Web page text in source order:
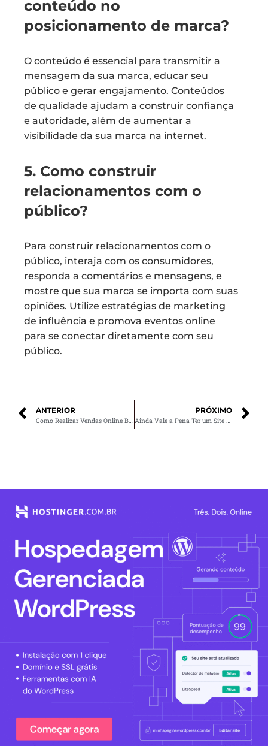
conteúdo no
posicionamento de marca?
O conteúdo é essencial para transmitir a
mensagem da sua marca, educar seu
público e gerar engajamento. Conteúdos
de qualidade ajudam a construir confiança
e autoridade, além de aumentar a
visibilidade da sua marca na internet.
5. Como construir
relacionamentos com o
público?
Para construir relacionamentos com o
público, interaja com os consumidores,
responda a comentários e mensagens, e
mostre que sua marca se importa com suas
opiniões. Utilize estratégias de marketing
de influência e promova eventos online
para se conectar diretamente com seu
público.
ANTERIOR PRÓXIMO